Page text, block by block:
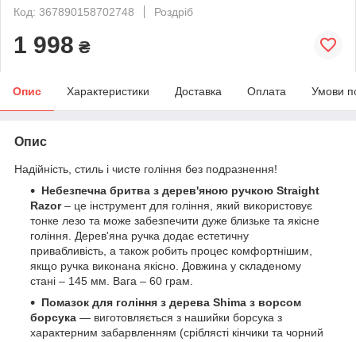
Код: 367890158702748
Роздріб
1 998 ₴
Опис Характеристики Доставка Оплата Умови
Опис
Надійність, стиль і чисте гоління без подразнення!
Небезпечна бритва з дерев'яною ручкою Straight
Razor– це інструмент для гоління, який використовує
тонке лезо та може забезпечити дуже близьке та якісне
гоління. Дерев'яна ручка додає естетичну
привабливість, а також робить процес комфортнішим,
якщо ручка виконана якісно. Довжина у складеному
стані – 145 мм. Вага – 60 грам.
Помазок для гоління з дерева Shima з ворсом
борсука — виготовляється з нашийки борсука з
характерним забарвленням (сріблясті кінчики та чорний